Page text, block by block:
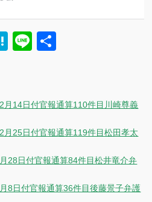
Hatena
Line
月14日付官報通算110件目川崎尊義
月25日付官報通算119件目松田孝太
28日付官報通算84件目松井竜介弁
8日付官報通算36件目後藤景子弁護